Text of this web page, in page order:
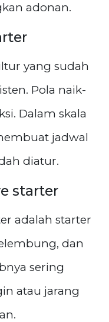
adonan.
yang sudah
Pola naik-
Dalam skala
jadwal
diatur.
starter
adalah starter
dan
sering
atau jarang